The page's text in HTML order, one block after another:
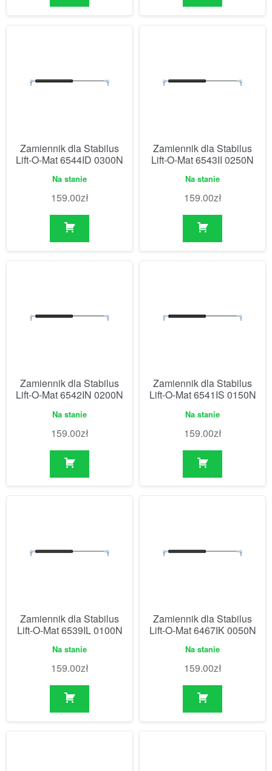
Zamiennik dla Stabilus
Lift-O-Mat 6544ID 0300N
Na stanie
159.00zł
Zamiennik dla Stabilus
Lift-O-Mat 6543II 0250N
Na stanie
159.00zł
Zamiennik dla Stabilus
Lift-O-Mat 6542IN 0200N
Na stanie
159.00zł
Zamiennik dla Stabilus
Lift-O-Mat 6541IS 0150N
Na stanie
159.00zł
Zamiennik dla Stabilus
Lift-O-Mat 6539IL 0100N
Na stanie
159.00zł
Zamiennik dla Stabilus
Lift-O-Mat 6467IK 0050N
Na stanie
159.00zł